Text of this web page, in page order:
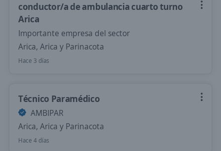
conductor/a de ambulancia cuarto turno
Arica
Importante empresa del sector
Arica, Arica y Parinacota
Hace 3 días
Técnico Paramédico
AMBIPAR
Arica, Arica y Parinacota
Hace 4 días